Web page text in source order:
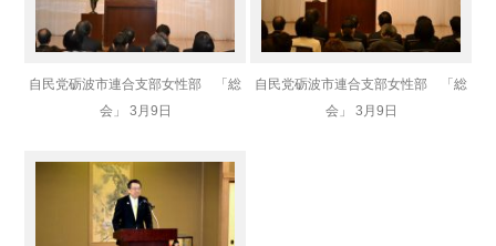
自民党砺波市連合支部女性部 「総
会」 3月9日
自民党砺波市連合支部女性部 「総
会」 3月9日